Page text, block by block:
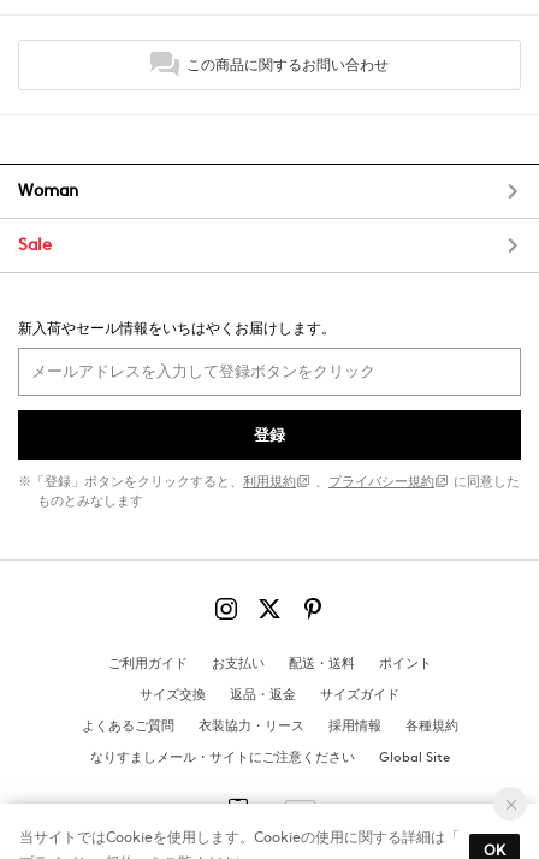
この商品に関するお問い合わせ
Woman
Sale
新入荷やセール情報をいちはやくお届けします。
登録
※「登録」ボタンをクリックすると、 利用規約 、 プライバシー規約
に同意した
ものとみなします
ご利用ガイド お支払い 配送・送料
ポイント
サイズ交換
返品・返金
サイズガイド
よくあるご質問
衣装協力・リース 採用情報
各種規約
なりすましメール・サイトにご注意ください
Global Site
当サイトではCookieを使用します。Cookieの使用に関する詳細は「
OK